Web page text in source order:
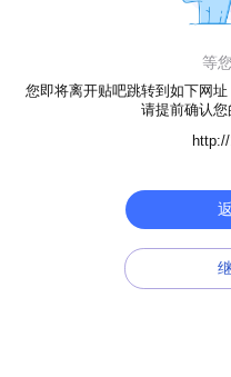
等
您即将离开贴吧跳转到如下网
请提前确认您